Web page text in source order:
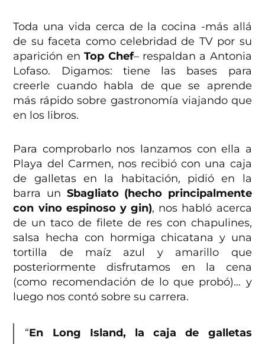
Toda una vida cerca de la cocina -más allá
de su faceta como celebridad de TV por su
aparición enTop Chef– respaldan a Antonia
Lofaso. Digamos: tiene las bases para
creerle cuando habla de que se aprende
más rápido sobre gastronomía viajando que
en los libros.
Para comprobarlo nos lanzamos con ella a
Playa del Carmen, nos recibió con una caja
de galletas en la habitación, pidió en la
barra un Sbagliato (hecho principalmente
con vino espinoso y gin), nos habló acerca
de un taco de filete de res con chapulines,
salsa hecha con hormiga chicatana y una
tortilla de maíz azul y amarillo que
posteriormente disfrutamos en la cena
(como recomendación de lo que probó)… y
luego nos contó sobre su carrera.
“En Long Island, la caja de galletas